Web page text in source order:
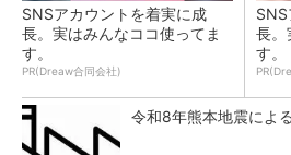
SNSアカウントを着実に成
長。実はみんなココ使ってま
す。
PR(Dreaw合同会社)
長。
す。
令和8年熊本地震によ